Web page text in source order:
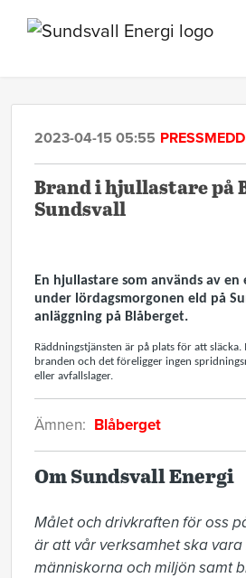
2023-04-15 05:55
Brand i hjullastare på
Sundsvall
En hjullastare som används av
under lördagsmorgonen eld på
anläggning på Blåberget.
Räddningstjänsten är på plats för att släcka.
branden och det föreligger ingen
eller avfallslager.
Ämnen: Blåberget
Om Sundsvall Energi
Målet och drivkraften för oss
är att vår verksamhet ska
människorna och miljön samt